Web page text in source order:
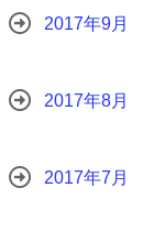
2017年9月
2017年8月
2017年7月